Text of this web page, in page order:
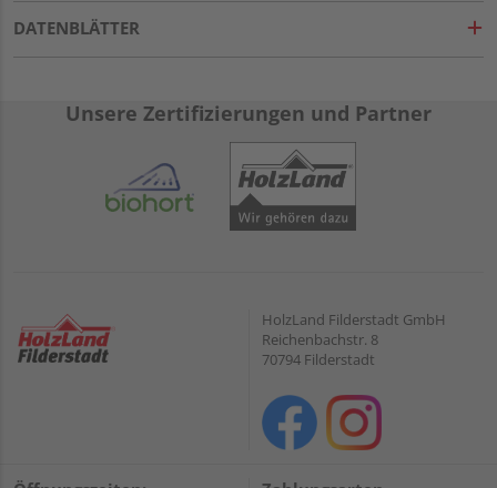
DATENBLÄTTER
Unsere Zertifizierungen und Partner
HolzLand Filderstadt GmbH
Reichenbachstr. 8
70794 Filderstadt